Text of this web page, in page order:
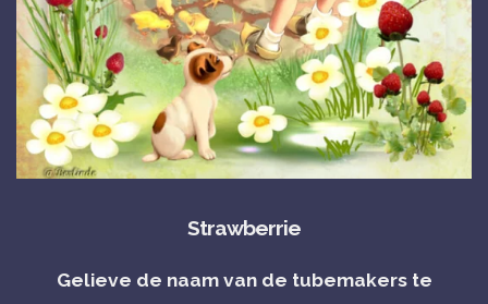
Strawberrie
Gelieve de naam van de tubemakers te